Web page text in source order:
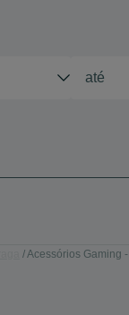
Acessórios Gaming -